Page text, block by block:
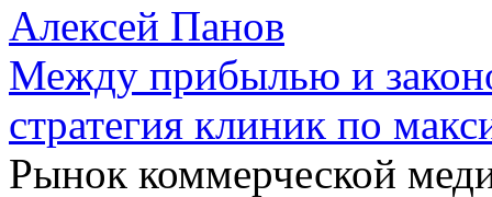
Алексей Панов
Между прибылью и
стратегия клиник по
Рынок коммерческой